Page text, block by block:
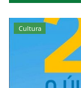
Cultura